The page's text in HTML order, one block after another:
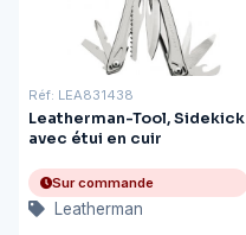
Réf: LEA831438
Leatherman-Tool, Sidekick
avec étui en cuir
Sur commande
Leatherman